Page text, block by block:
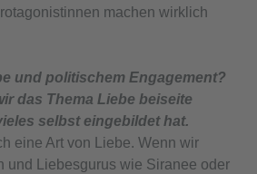
machen wirklich
und politischem Engagement?
das Thema Liebe beiseite
selbst eingebildet hat.
eine Art von Liebe. Wenn wir
und Liebesgurus wie Siranee oder